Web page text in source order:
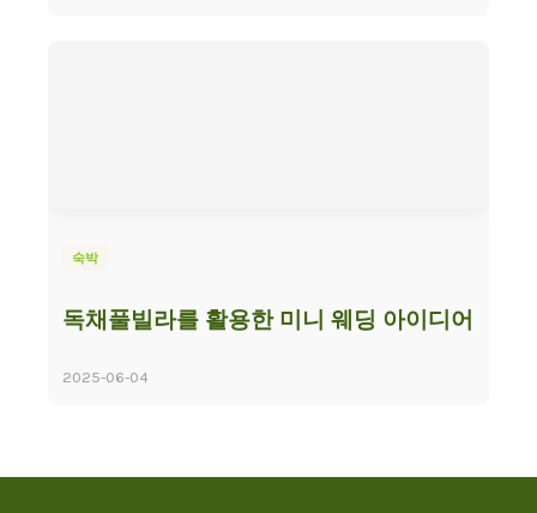
숙박
독채풀빌라를 활용한 미니 웨딩 아이디어
2025-06-04